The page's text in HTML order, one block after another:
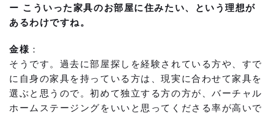
ー こういった家具のお部屋に住みたい、という理想が
あるわけですね。
金様 ：
そうです。過去に部屋探しを経験されている方や、すで
に自身の家具を持っている方は、現実に合わせて家具を
選ぶと思うので。初めて独立する方の方が、バーチャル
ホームステージングをいいと思ってくださる率が高いで